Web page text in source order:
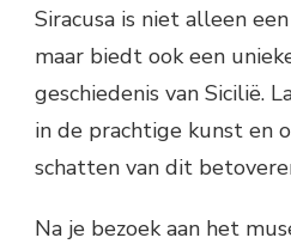
Siracusa is niet alleen
maar biedt ook een
geschiedenis van Sicilië.
in de prachtige kunst en
schatten van dit
Na je bezoek aan het